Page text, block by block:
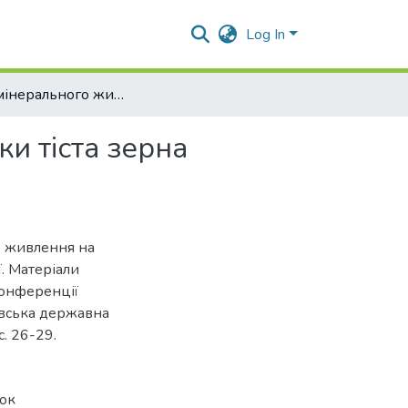
Log In
Вплив мінерального живлення на фізичні показники тіста зерна пшениці м'якої озимої.
тіста зерна
живлення на
Матеріали
державна
26-29.